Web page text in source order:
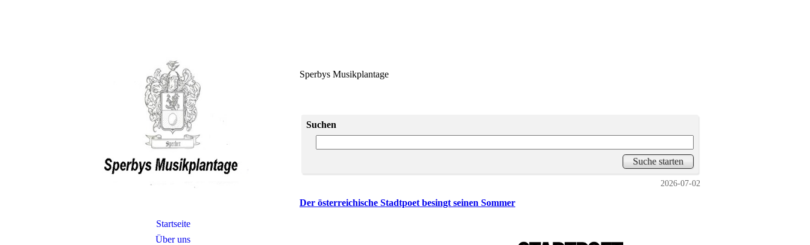
Startseite
Über uns
Sperbys Musikplantage
Suchen
2026-07-02
Der österreichische Stadtpoet besingt seinen Sommer